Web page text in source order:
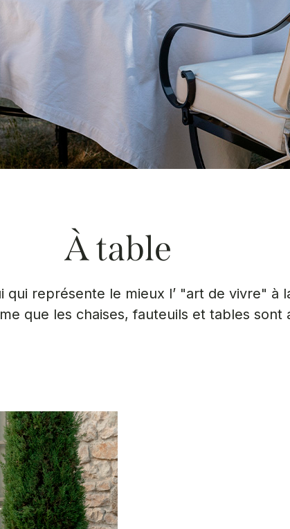
À table
qui représente le mieux l’ "art de vivre" à
que les chaises, fauteuils et tables